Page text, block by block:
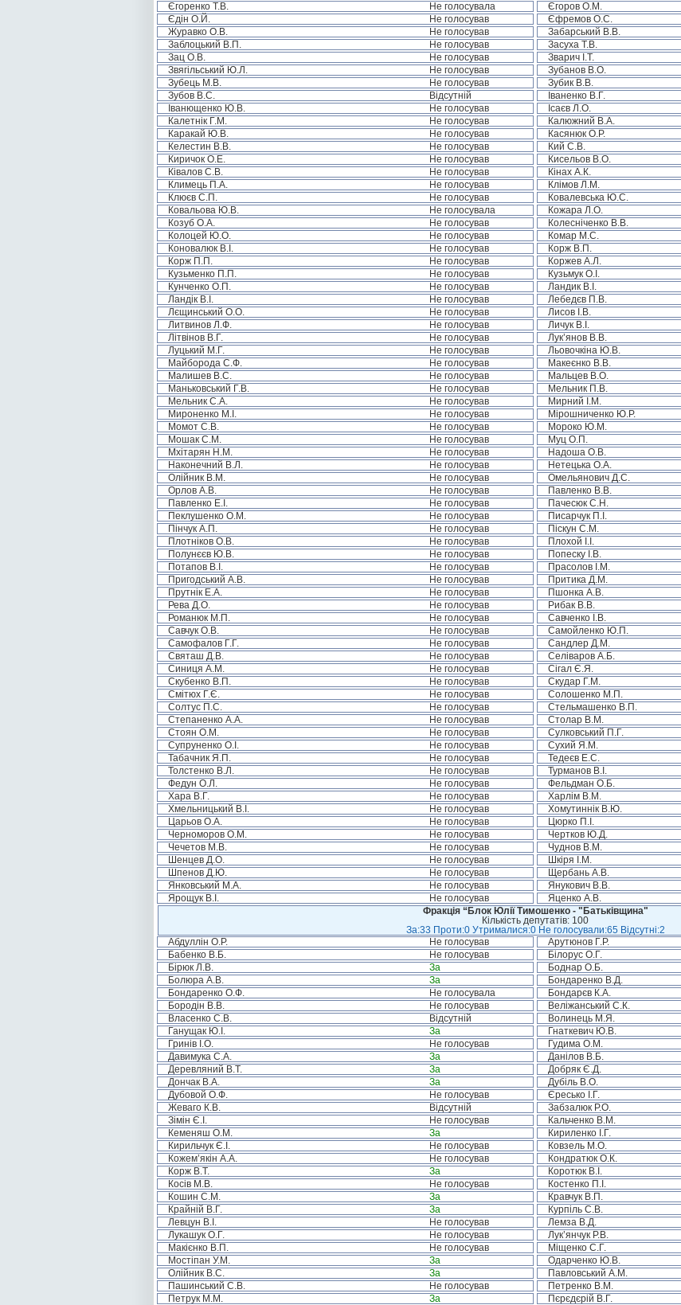
Єгоренко Т.В.
Не голосувала Єгоров О.М.
Єдін О.Й.
Не голосував Єфремов О.С.
Журавко О.В.
Не голосував Забарський В.В.
Заблоцький В.П.
Не голосував Засуха Т.В.
Зац О.В.
Не голосував Зварич І.Т.
Звягільський Ю.Л.
Не голосував Зубанов В.О.
Зубець М.В.
Не голосував Зубик В.В.
Зубов В.С.
Відсутній Іваненко В.Г.
Іванющенко Ю.В.
Не голосував Ісаєв Л.О.
Калетнік Г.М.
Не голосував Калюжний В.А.
Каракай Ю.В.
Не голосував Касянюк О.Р.
Келестин В.В.
Не голосував Кий С.В.
Киричок О.Е.
Не голосував Кисельов В.О.
Ківалов С.В.
Не голосував Кінах А.К.
Климець П.А.
Не голосував Клімов Л.М.
Клюєв С.П.
Не голосував Ковалевська Ю.С.
Ковальова Ю.В.
Не голосувала Кожара Л.О.
Козуб О.А.
Не голосував Колесніченко В.В.
Колоцей Ю.О.
Не голосував Комар М.С.
Коновалюк В.І.
Не голосував Корж В.П.
Корж П.П.
Не голосував Коржев А.Л.
Кузьменко П.П.
Не голосував Кузьмук О.І.
Кунченко О.П.
Не голосував Ландик В.І.
Ландік В.І.
Не голосував Лебедєв П.В.
Лєщинський О.О.
Не голосував Лисов І.В.
Литвинов Л.Ф.
Не голосував Личук В.І.
Літвінов В.Г.
Не голосував Лук’янов В.В.
Луцький М.Г.
Не голосував Льовочкіна Ю.В.
Майборода С.Ф.
Не голосував Макеєнко В.В.
Малишев В.С.
Не голосував Мальцев В.О.
Маньковський Г.В.
Не голосував Мельник П.В.
Мельник С.А.
Не голосував Мирний І.М.
Мироненко М.І.
Не голосував Мірошниченко Ю.Р.
Момот С.В.
Не голосував Мороко Ю.М.
Мошак С.М.
Не голосував Муц О.П.
Мхітарян Н.М.
Не голосував Надоша О.В.
Наконечний В.Л.
Не голосував Нетецька О.А.
Олійник В.М.
Не голосував Омельянович Д.С.
Орлов А.В.
Не голосував Павленко В.В.
Павленко Е.І.
Не голосував Пачесюк С.Н.
Пеклушенко О.М.
Не голосував Писарчук П.І.
Пінчук А.П.
Не голосував Піскун С.М.
Плотніков О.В.
Не голосував Плохой І.І.
Полунєєв Ю.В.
Не голосував Попеску І.В.
Потапов В.І.
Не голосував Прасолов І.М.
Пригодський А.В.
Не голосував Притика Д.М.
Прутнік Е.А.
Не голосував Пшонка А.В.
Рева Д.О.
Не голосував Рибак В.В.
Романюк М.П.
Не голосував Савченко І.В.
Савчук О.В.
Не голосував Самойленко Ю.П.
Самофалов Г.Г.
Не голосував Сандлер Д.М.
Святаш Д.В.
Не голосував Селіваров А.Б.
Синиця А.М.
Не голосував Сігал Є.Я.
Скубенко В.П.
Не голосував Скудар Г.М.
Смітюх Г.Є.
Не голосував Солошенко М.П.
Солтус П.С.
Не голосував Стельмашенко В.П.
Степаненко А.А.
Не голосував Столар В.М.
Стоян О.М.
Не голосував Сулковський П.Г.
Супруненко О.І.
Не голосував Сухий Я.М.
Табачник Я.П.
Не голосував Тедеєв Е.С.
Толстенко В.Л.
Не голосував Турманов В.І.
Федун О.Л.
Не голосував Фельдман О.Б.
Хара В.Г.
Не голосував Харлім В.М.
Хмельницький В.І.
Не голосував Хомутиннік В.Ю.
Царьов О.А.
Не голосував Цюрко П.І.
Черноморов О.М.
Не голосував Чертков Ю.Д.
Чечетов М.В.
Не голосував Чуднов В.М.
Шенцев Д.О.
Не голосував Шкіря І.М.
Шпенов Д.Ю.
Не голосував Щербань А.В.
Янковський М.А.
Не голосував Янукович В.В.
Ярощук В.І.
Не голосував Яценко А.В.
Фракція “Блок Юлії Тимошенко - "Батьківщина"
Кількість депутатів: 100
За:33 Проти:0 Утрималися:0 Не голосували:65 Відсутні:2
Абдуллін О.Р.
Не голосував Арутюнов Г.Р.
Бабенко В.Б.
Не голосував Білорус О.Г.
Бірюк Л.В.
За Боднар О.Б.
Болюра А.В.
За Бондаренко В.Д.
Бондаренко О.Ф.
Не голосувала Бондарєв К.А.
Бородін В.В.
Не голосував Веліжанський С.К.
Власенко С.В.
Відсутній Волинець М.Я.
Ганущак Ю.І.
За Гнаткевич Ю.В.
Гринів І.О.
Не голосував Гудима О.М.
Давимука С.А.
За Данілов В.Б.
Деревляний В.Т.
За Добряк Є.Д.
Дончак В.А.
За Дубіль В.О.
Дубовой О.Ф.
Не голосував Єресько І.Г.
Жеваго К.В.
Відсутній Забзалюк Р.О.
Зімін Є.І.
Не голосував Кальченко В.М.
Кеменяш О.М.
За Кириленко І.Г.
Кирильчук Є.І.
Не голосував Ковзель М.О.
Кожем’якін А.А.
Не голосував Кондратюк О.К.
Корж В.Т.
За Коротюк В.І.
Косів М.В.
Не голосував Костенко П.І.
Кошин С.М.
За Кравчук В.П.
Крайній В.Г.
За Курпіль С.В.
Левцун В.І.
Не голосував Лемза В.Д.
Лукашук О.Г.
Не голосував Лук’янчук Р.В.
Макієнко В.П.
Не голосував Міщенко С.Г.
Мостіпан У.М.
За Одарченко Ю.В.
Олійник В.С.
За Павловський А.М.
Пашинський С.В.
Не голосував Петренко В.М.
Петрук М.М.
За Пєрєдєрій В.Г.